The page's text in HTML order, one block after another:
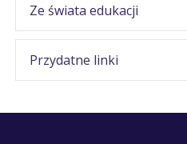
Ze świata edukacji
Przydatne linki